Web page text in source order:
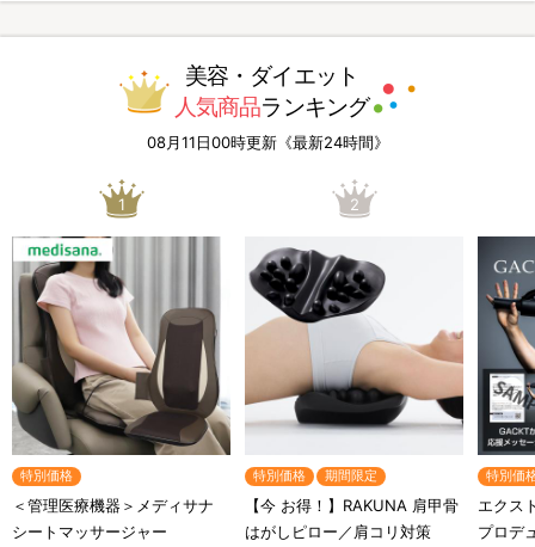
美容・ダイエット
人気商品ランキング
08月11日00時更新《最新24時間》
1
特別価格
＜管理医療機器＞メディサナ
シートマッサージャー
2
特別価格 期間限定
【今 お得！】RAKUNA 肩甲骨
はがしピロー／肩コリ対策
特別価
エクス
プロデ